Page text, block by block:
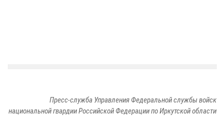
Пресс-служба Управления Федеральной службы войск
национальной гвардии Российской Федерации по Иркутской области